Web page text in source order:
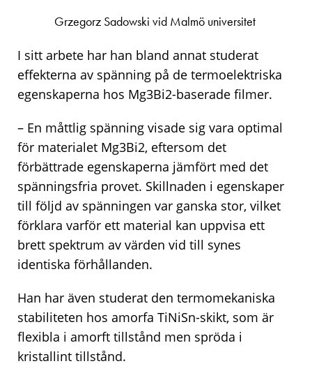
Grzegorz Sadowski vid Malmö universitet
I sitt arbete har han bland annat studerat
effekterna av spänning på de termoelektriska
egenskaperna hos Mg3Bi2-baserade filmer.
– En måttlig spänning visade sig vara optimal
för materialet Mg3Bi2, eftersom det
förbättrade egenskaperna jämfört med det
spänningsfria provet. Skillnaden i egenskaper
till följd av spänningen var ganska stor, vilket
förklara varför ett material kan uppvisa ett
brett spektrum av värden vid till synes
identiska förhållanden.
Han har även studerat den termomekaniska
stabiliteten hos amorfa TiNiSn-skikt, som är
flexibla i amorft tillstånd men spröda i
kristallint tillstånd.